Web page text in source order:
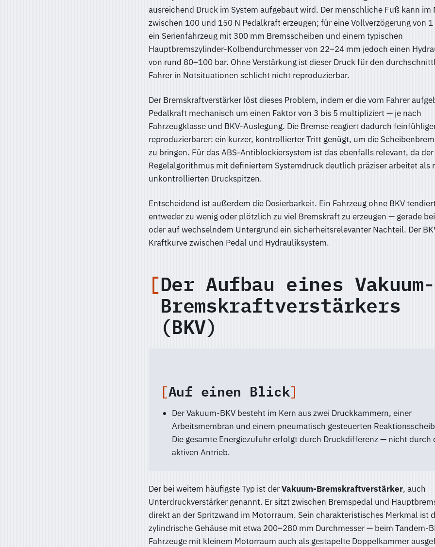
ausreichend Druck im System aufgebaut wird. Der menschliche Fuß kann
zwischen 100 und 150 N Pedalkraft erzeugen; für eine Vollverzögerung von
ein Serienfahrzeug mit 300 mm Bremsscheiben und einem typischen
Hauptbremszylinder-Kolbendurchmesser von 22–24 mm jedoch einen
von rund 80–100 bar. Ohne Verstärkung ist dieser Druck für den
Fahrer in Notsituationen schlicht nicht reproduzierbar.
Der Bremskraftverstärker löst dieses Problem, indem er die vom Fahrer
Pedalkraft mechanisch um einen Faktor von 3 bis 5 multipliziert — je nach
Fahrzeugklasse und BKV-Auslegung. Die Bremse reagiert dadurch
reproduzierbarer: ein kurzer, kontrollierter Tritt genügt, um die
zu bringen. Für das ABS-Antiblockiersystem ist das ebenfalls relevant, da der
Regelalgorithmus mit definiertem Systemdruck deutlich präziser arbeitet als
unkontrollierten Druckspitzen.
Entscheidend ist außerdem die Dosierbarkeit. Ein Fahrzeug ohne BKV
entweder zu wenig oder plötzlich zu viel Bremskraft zu erzeugen — gerade
oder auf wechselndem Untergrund ein sicherheitsrelevanter Nachteil. Der
Kraftkurve zwischen Pedal und Hydrauliksystem.
Der Aufbau eines Vakuum-
Bremskraftverstärkers
(BKV)
Auf einen Blick
Der Vakuum-BKV besteht im Kern aus zwei Druckkammern, einer
Arbeitsmembran und einem pneumatisch gesteuerten
Die gesamte Energiezufuhr erfolgt durch Druckdifferenz — nicht durch
aktiven Antrieb.
Der bei weitem häufigste Typ ist derVakuum-Bremskraftverstärker, auch
Unterdruckverstärker genannt. Er sitzt zwischen Bremspedal und
direkt an der Spritzwand im Motorraum. Sein charakteristisches Merkmal ist
zylindrische Gehäuse mit etwa 200–280 mm Durchmesser — beim Tandem-
Fahrzeuge mit kleinem Motorraum auch als gestapelte Doppelkammer